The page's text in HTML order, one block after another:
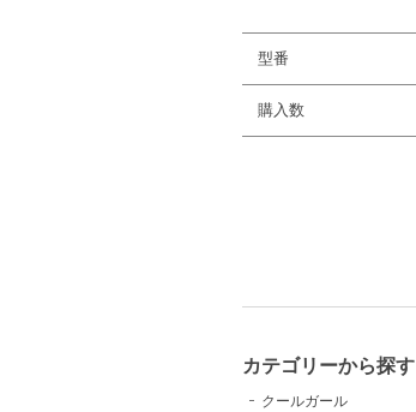
型番
購入数
カテゴリーから探す
クールガール